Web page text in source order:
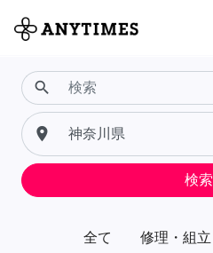
全て 修理・組立
search
place
検索